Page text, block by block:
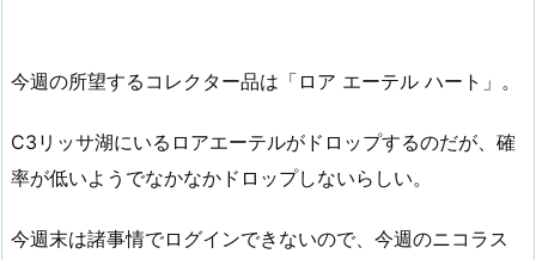
今週の所望するコレクター品は「ロア エーテル ハート」。
C3リッサ湖にいるロアエーテルがドロップするのだが、確
率が低いようでなかなかドロップしないらしい。
今週末は諸事情でログインできないので、今週のニコラス